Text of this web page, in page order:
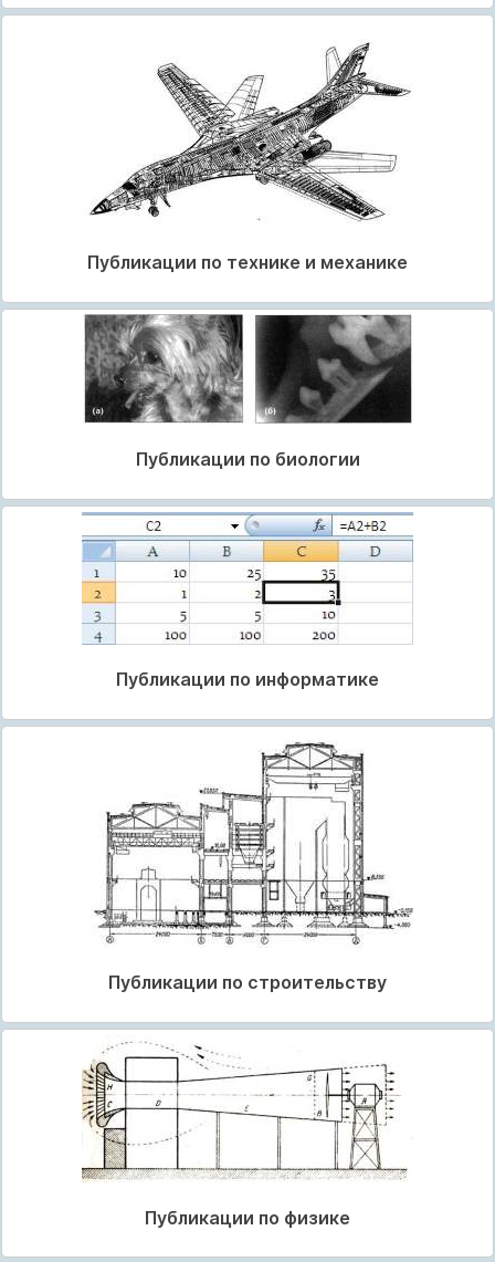
Публикации по технике и механике
Публикации по биологии
Публикации по информатике
Публикации по строительству
Публикации по физике